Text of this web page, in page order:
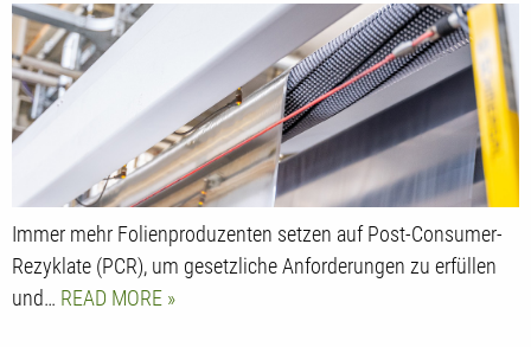
Immer mehr Folienproduzenten setzen auf Post-Consumer-
Rezyklate (PCR), um gesetzliche Anforderungen zu erfüllen
und… READ MORE